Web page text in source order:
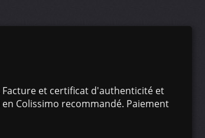
et certificat d'authenticité et
Colissimo recommandé. Paiement